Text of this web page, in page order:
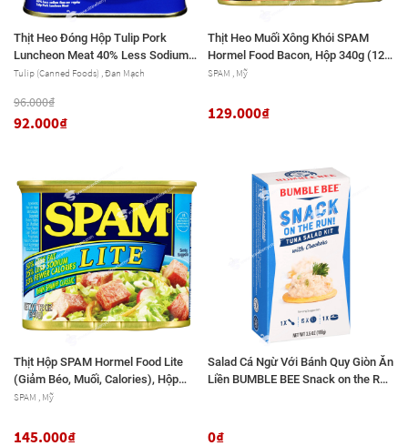
Thịt Heo Đóng Hộp Tulip Pork
Luncheon Meat 40% Less Sodium
(Giảm Muối), Hộp 340g
Tulip (Canned Foods) , Đan Mạch
96.000₫
92.000₫
Thịt Heo Muối Xông Khói SPAM
Hormel Food Bacon, Hộp 340g (12
Oz.)
SPAM , Mỹ
129.000₫
Thịt Hộp SPAM Hormel Food Lite
(Giảm Béo, Muối, Calories), Hộp
340g (12 Oz.)
SPAM , Mỹ
145.000₫
Salad Cá Ngừ Với Bánh Quy Giòn Ăn
Liền BUMBLE BEE Snack on the Run
0₫